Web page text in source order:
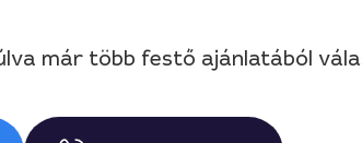
már több festő ajánlatából